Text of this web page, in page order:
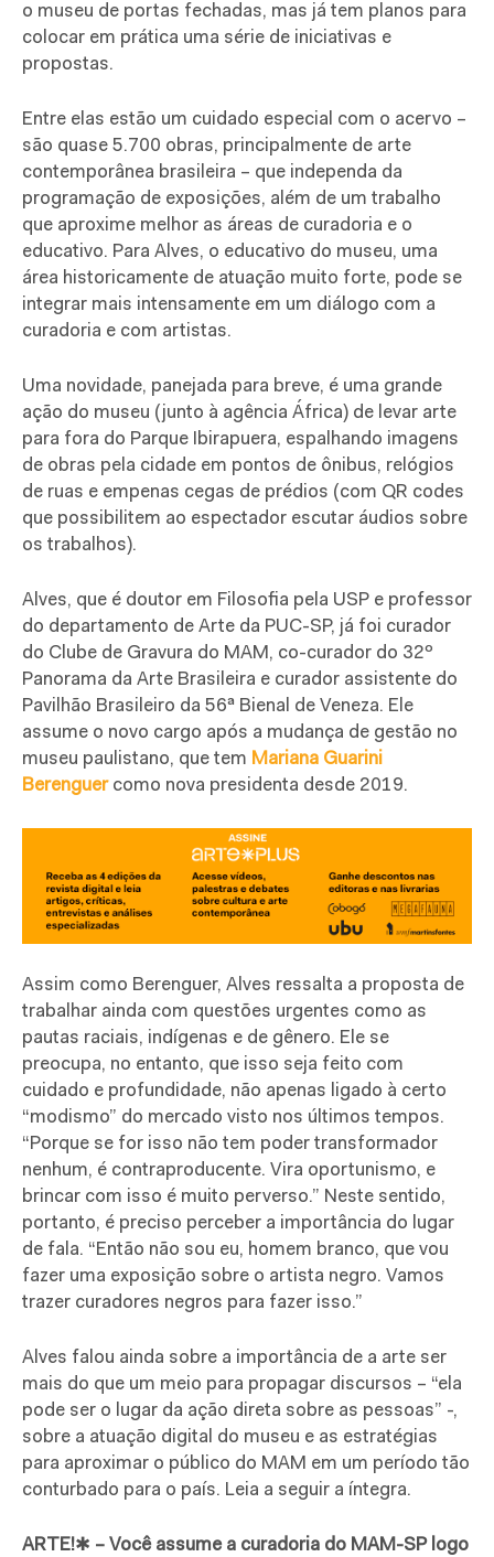
o museu de portas fechadas, mas já tem planos para
colocar em prática uma série de iniciativas e
propostas.
Entre elas estão um cuidado especial com o acervo –
são quase 5.700 obras, principalmente de arte
contemporânea brasileira – que independa da
programação de exposições, além de um trabalho
que aproxime melhor as áreas de curadoria e o
educativo. Para Alves, o educativo do museu, uma
área historicamente de atuação muito forte, pode se
integrar mais intensamente em um diálogo com a
curadoria e com artistas.
Uma novidade, panejada para breve, é uma grande
ação do museu (junto à agência África) de levar arte
para fora do Parque Ibirapuera, espalhando imagens
de obras pela cidade em pontos de ônibus, relógios
de ruas e empenas cegas de prédios (com QR codes
que possibilitem ao espectador escutar áudios sobre
os trabalhos).
Alves, que é doutor em Filosofia pela USP e professor
do departamento de Arte da PUC-SP, já foi curador
do Clube de Gravura do MAM, co-curador do 32º
Panorama da Arte Brasileira e curador assistente do
Pavilhão Brasileiro da 56ª Bienal de Veneza. Ele
assume o novo cargo após a mudança de gestão no
museu paulistano, que tem Mariana Guarini
Berenguer como nova presidenta desde 2019.
Assim como Berenguer, Alves ressalta a proposta de
trabalhar ainda com questões urgentes como as
pautas raciais, indígenas e de gênero. Ele se
preocupa, no entanto, que isso seja feito com
cuidado e profundidade, não apenas ligado à certo
“modismo” do mercado visto nos últimos tempos.
“Porque se for isso não tem poder transformador
nenhum, é contraproducente. Vira oportunismo, e
brincar com isso é muito perverso.” Neste sentido,
portanto, é preciso perceber a importância do lugar
de fala. “Então não sou eu, homem branco, que vou
fazer uma exposição sobre o artista negro. Vamos
trazer curadores negros para fazer isso.”
Alves falou ainda sobre a importância de a arte ser
mais do que um meio para propagar discursos – “ela
pode ser o lugar da ação direta sobre as pessoas” -,
sobre a atuação digital do museu e as estratégias
para aproximar o público do MAM em um período tão
conturbado para o país. Leia a seguir a íntegra.
ARTE!✱ – Você assume a curadoria do MAM-SP logo